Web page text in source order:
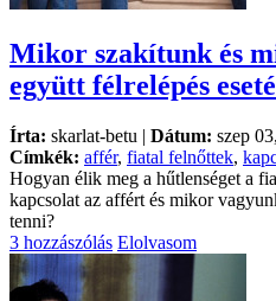
Mikor szakítunk és
együtt félrelépés
Írta: skarlat-betu | Dátum: szep
Címkék: affér, fiatal felnőttek,
Hogyan élik meg a hűtlenséget a
kapcsolat az affért és mikor
tenni?
3 hozzászólás Elolvasom